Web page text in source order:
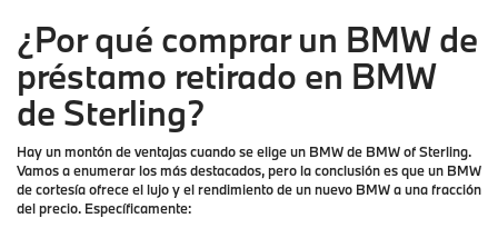
¿Por qué comprar un BMW de
préstamo retirado en BMW
de Sterling?
Hay un montón de ventajas cuando se elige un BMW de BMW of Sterling.
Vamos a enumerar los más destacados, pero la conclusión es que un BMW
de cortesía ofrece el lujo y el rendimiento de un nuevo BMW a una fracción
del precio. Específicamente: